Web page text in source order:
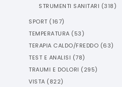
STRUMENTI SANITARI (318)
SPORT (167)
TEMPERATURA (53)
TERAPIA CALDO/FREDDO (63)
TEST E ANALISI (78)
TRAUMI E DOLORI (295)
VISTA (822)